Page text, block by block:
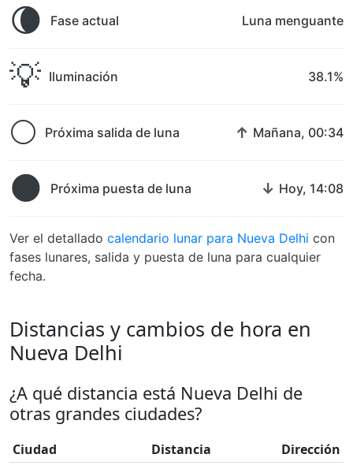
🌘 Fase actual Luna menguante
💡 Iluminación 38.1%
🌕 Próxima salida de luna ↑ Mañana, 00:34
🌑 Próxima puesta de luna ↓ Hoy, 14:08
Ver el detallado calendario lunar para Nueva Delhi con
fases lunares, salida y puesta de luna para cualquier
fecha.
Distancias y cambios de hora en
Nueva Delhi
¿A qué distancia está Nueva Delhi de
otras grandes ciudades?
Ciudad Distancia
Dirección